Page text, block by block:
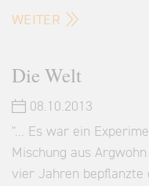
WEITER
Die Welt
08.10.2013
"... Es war ein
Mischung aus
vier Jahren bepflanzte